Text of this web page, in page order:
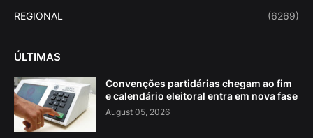
REGIONAL (6269)
ÚLTIMAS
Convenções partidárias chegam ao fim
e calendário eleitoral entra em nova fase
August 05, 2026